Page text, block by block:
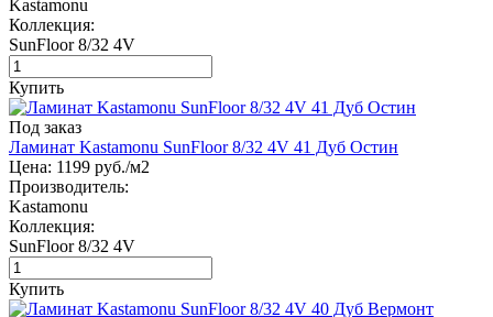
Kastamonu
Коллекция:
SunFloor 8/32 4V
Купить
Под заказ
Ламинат Kastamonu SunFloor 8/32 4V 41 Дуб Остин
Цена: 1199 руб./м2
Производитель:
Kastamonu
Коллекция:
SunFloor 8/32 4V
Купить